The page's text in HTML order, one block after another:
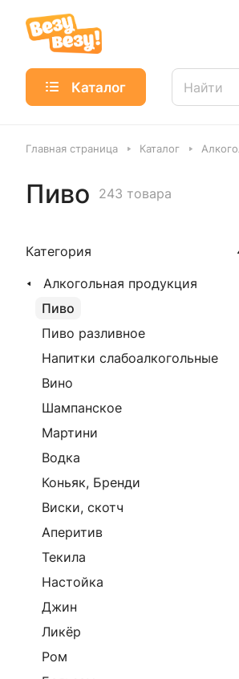
Каталог
Главная страница Каталог
Пиво 243 товара
Категория
Алкогольная продукция
Пиво
Пиво разливное
Напитки слабоалкогольные
Вино
Шампанское
Мартини
Водка
Коньяк, Бренди
Виски, скотч
Аперитив
Текила
Настойка
Джин
Ликёр
Ром